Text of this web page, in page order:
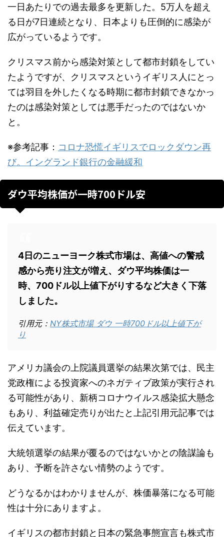
一日あたりでの過去最多を更新した。5万人を超え
る日が7日連続となり、日本よりも圧倒的に感染が
広がっているようです。
クリスマス前から感染対策として都市封鎖をしてい
たようですが、クリスマスというイギリス人にとっ
ては羽目を外したくなる時期に都市封鎖できなかっ
たのは感染対策としては悪手だったのではないか
と。
※参考記事： コロナ恐慌イギリスでロックダウン再
び。イングランド銀行の金融緩和
ダウ平均株価が一時700ドル安
4日のニューヨーク株式市場は、高値への警戒
感から売り注文が増え、ダウ平均株価は一
時、700ドル以上値下がりするなど大きく下落
しました。
引用元： NY株式市場 ダウ 一時700ドル以上値下が
り
アメリカ議会の上院議員選挙の結果次第では、民主
党政権による投資家へのネガティブ政策が実行され
る可能性があり、新柄コロナウイルス感染拡大懸念
もあり、利益確定売りが出たと上記引用元記事では
伝えています。
大統領選挙の結果が覆るのではないかとの陰謀論も
あり、予断を許さない情勢のようです。
どうなるかはわかりませんが、株価暴落になる可能
性は十分にありますよ。
イギリスの都市封鎖と日本の緊急事態宣言も株式市